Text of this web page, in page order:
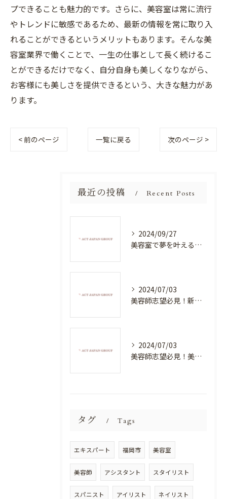
プできることも魅力的です。さらに、美容室は常に流行
やトレンドに敏感であるため、最新の情報を常に取り入
れることができるというメリットもあります。そんな美
容室業界で働くことで、一生の仕事として長く続けるこ
とができるだけでなく、自分自身も美しくなりながら、
お客様にも美しさを提供できるという、大きな魅力があ
ります。
< 前のページ 一覧に戻る 次のページ >
最近の投稿 Recent Posts
2024/09/27
美容室で夢を叶える！自分を磨く新たなチャンス
2024/07/03
美容師志望必見！新たな価値を創造する美容室でハイレベルな技術を学べる環境
2024/07/03
美容師志望必見！美容室NEWSTANDARDで最高のスキルアップを目指そう！
タグ Tags
エキスパート 福岡市 美容室
美容師 アシスタント スタイリスト
スパニスト アイリスト ネイリスト